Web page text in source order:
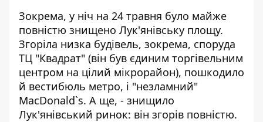
Зокрема, у ніч на 24 травня було майже
повністю знищено Лук'янівську площу.
Згоріла низка будівель, зокрема, споруда
ТЦ "Квадрат" (він був єдиним торгівельним
центром на цілий мікрорайон), пошкодило
й вестибюль метро, і "незламний"
MacDonald`s. А ще, - знищило
Лук'янівський ринок: він згорів повністю.